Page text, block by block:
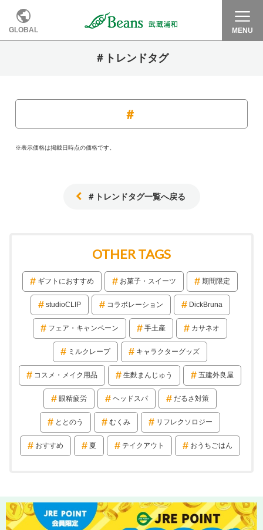
GLOBAL MENU
＃トレンドタグ
※表示価格は掲載日時点の価格です。
＃トレンドタグ一覧へ戻る
OTHER TAGS
ギフトにおすすめ お菓子・スイーツ 期間限定
studioCLIP コラボレーション DickBruna
フェア・キャンペーン 手土産 カサネオ
ミルクレープ キャラクターグッズ
コスメ・メイク用品 生麩まんじゅう 五建外良屋
眼精疲労 ヘッドスパ だるさ対策
ととのう むくみ リフレクソロジー
おすすめ 夏 テイクアウト おうちごはん